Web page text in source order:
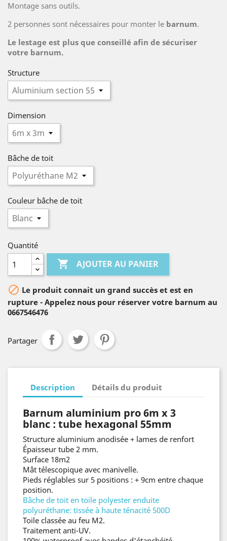
Montage sans outils.
2 personnes sont nécessaires pour monter le barnum.
Le lestage est plus que conseillé afin de sécuriser
votre barnum.
Structure
Dimension
Bâche de toit
Couleur bâche de toit
Quantité
 AJOUTER AU PANIER
 Le produit connait un grand succès et est en
rupture - Appelez nous pour réserver votre barnum au
0667546476
Partager
Description Détails du produit
Barnum aluminium pro 6m x 3
blanc : tube hexagonal 55mm
Structure aluminium anodisée + lames de renfort
Épaisseur tube 2 mm.
Surface 18m2
Mât télescopique avec manivelle.
Pieds réglables sur 5 positions : + 9cm entre chaque
position.
Bâche de toit en toile polyester enduite
polyuréthane: tissée à haute ténacité 500D
Toile classée au feu M2.
Traitement anti-UV.